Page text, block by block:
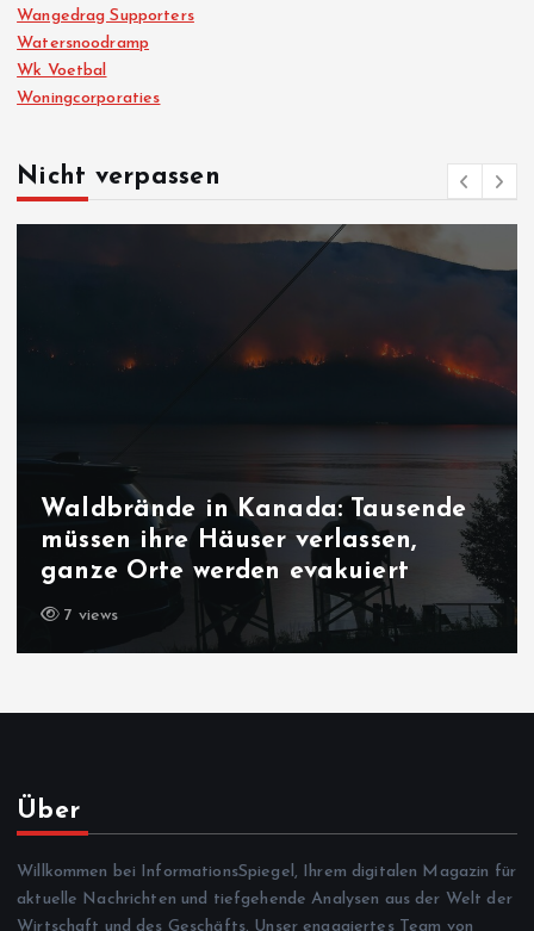
Wangedrag Supporters
Watersnoodramp
Wk Voetbal
Woningcorporaties
Nicht verpassen
Waldbrände in Kanada: Tausende
müssen ihre Häuser verlassen,
ganze Orte werden evakuiert
7 views
Über
Willkommen bei InformationsSpiegel, Ihrem digitalen Magazin für
aktuelle Nachrichten und tiefgehende Analysen aus der Welt der
Wirtschaft und des Geschäfts. Unser engagiertes Team von